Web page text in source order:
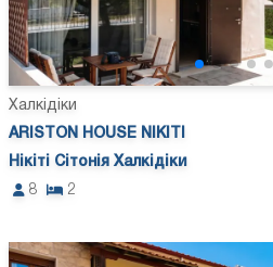
Халкідіки
ARISTON HOUSE NIKITI
Нікіті Сітонія Халкідіки
8
2